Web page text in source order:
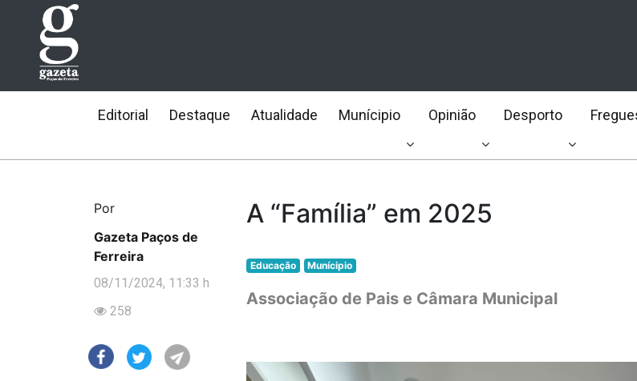
Editorial Destaque Atualidade Munícipio Opinião Desporto
Por
Gazeta Paços de
Ferreira
08/11/2024, 11:33 h
258
A “Família” em 2025
Educação Munícipio
Associação de Pais e Câmara Municipal